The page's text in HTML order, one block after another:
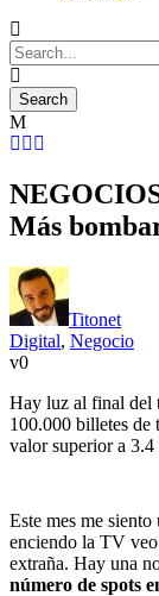
Más
Titonet
Digital, Negocio
0
Hay luz al final del
100.000 billetes de
valor superior a
Este mes me
enciendo la TV
extraña. Hay una
número de spots